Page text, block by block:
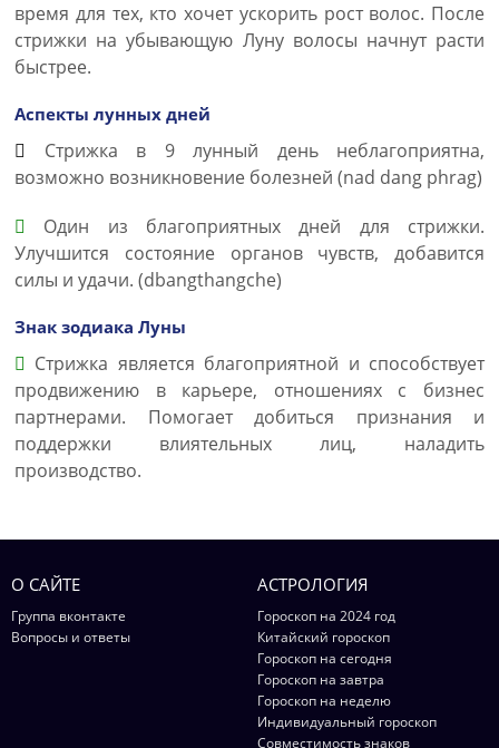
время для тех, кто хочет ускорить рост волос. После
стрижки на убывающую Луну волосы начнут расти
быстрее.
Аспекты лунных дней
Стрижка в 9 лунный день неблагоприятна,
возможно возникновение болезней (nad dang phrag)
Один из благоприятных дней для стрижки.
Улучшится состояние органов чувств, добавится
силы и удачи. (dbangthangche)
Знак зодиака Луны
Стрижка является благоприятной и способствует
продвижению в карьере, отношениях с бизнес
партнерами. Помогает добиться признания и
поддержки влиятельных лиц, наладить
производство.
О САЙТЕ
Группа вконтакте
Вопросы и ответы
АСТРОЛОГИЯ
Гороскоп на 2024 год
Китайский гороскоп
Гороскоп на сегодня
Гороскоп на завтра
Гороскоп на неделю
Индивидуальный гороскоп
Совместимость знаков